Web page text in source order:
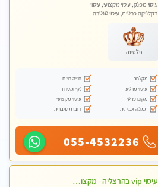
עיסוי מפנק, עיסוי מקצועי, עיסוי
בקלניקה פרטית, עיסוי טנטרה
פלטינה
מקלחת
חניה חינם
עיסוי מרגיע
נקי ומסודר
מקום פרטי
עיסוי מקצועי
תמונה אמיתית
דוברת עיברית
055-4532236
עיסוי vip בהרצליה - מקצועי ומפנק ומיוחד highly recommended..new in the city